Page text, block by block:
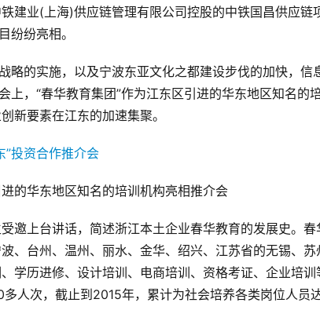
建业(上海)供应链管理有限公司控股的中铁国昌供应链
纷纷亮相。
略的实施，以及宁波东亚文化之都建设步伐的加快，信
上，“春华教育集团”作为江东区引进的华东地区知名的
新要素在江东的加速集聚。
的华东地区知名的培训机构亮相推介会
邀上台讲话，简述浙江本土企业春华教育的发展史。
、台州、温州、丽水、金华、绍兴、江苏省的无锡、
学历进修、设计培训、电商培训、资格考证、企业培
人次，截止到2015年，累计为社会培养各类岗位人员